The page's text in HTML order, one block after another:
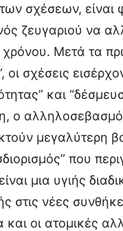
σχέσεων, είναι
ζευγαριού να
Μετά τα
οι σχέσεις
και
ο
μεγαλύτερη
που
μια υγιής
στις νέες
και οι ατομικές